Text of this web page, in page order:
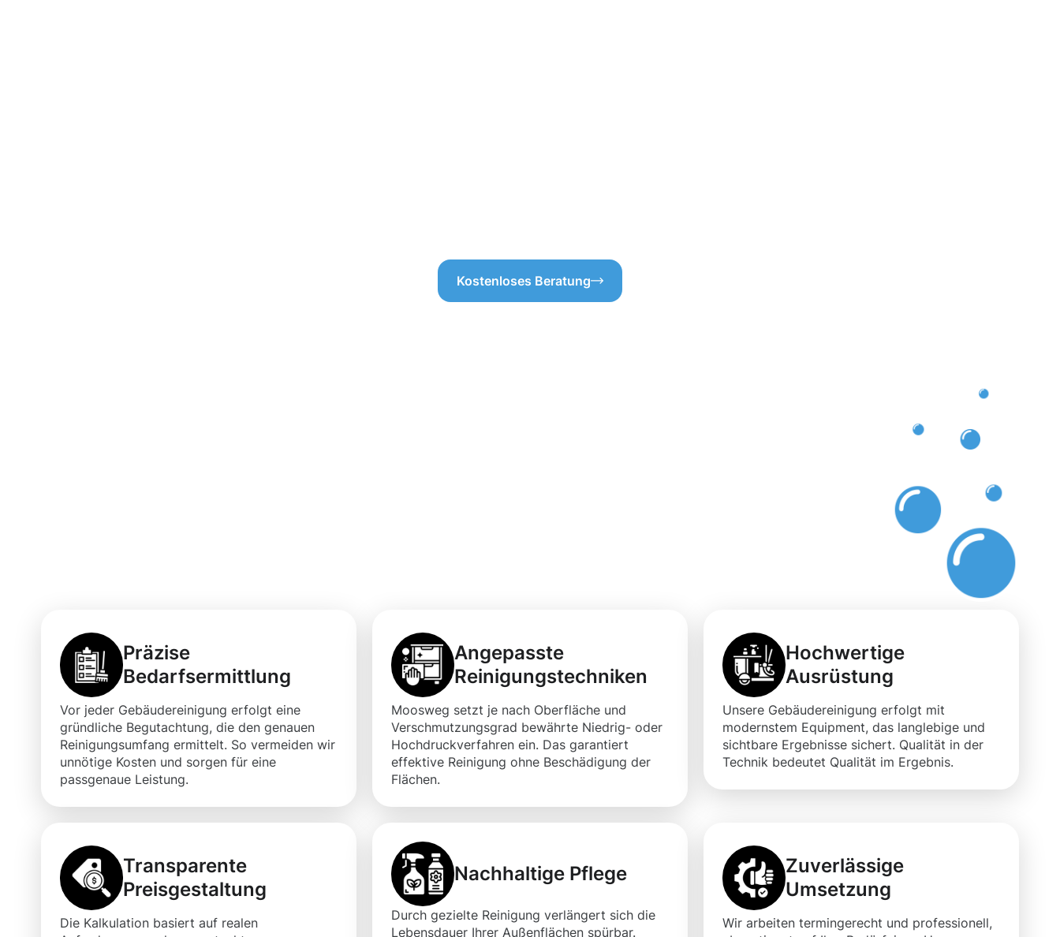
Kostenloses Beratung
Präzise
Bedarfsermittlung
Vor jeder Gebäudereinigung erfolgt eine
gründliche Begutachtung, die den genauen
Reinigungsumfang ermittelt. So vermeiden wir
unnötige Kosten und sorgen für eine
passgenaue Leistung.
Angepasste
Reinigungstechniken
Moosweg setzt je nach Oberfläche und
Verschmutzungsgrad bewährte Niedrig- oder
Hochdruckverfahren ein. Das garantiert
effektive Reinigung ohne Beschädigung der
Flächen.
Hochwertige
Ausrüstung
Unsere Gebäudereinigung erfolgt mit
modernstem Equipment, das langlebige und
sichtbare Ergebnisse sichert. Qualität in der
Technik bedeutet Qualität im Ergebnis.
Transparente
Preisgestaltung
Die Kalkulation basiert auf realen
Nachhaltige Pflege
Durch gezielte Reinigung verlängert sich die
Lebensdauer Ihrer Außenflächen spürbar.
Zuverlässige
Umsetzung
Wir arbeiten termingerecht und professionell,